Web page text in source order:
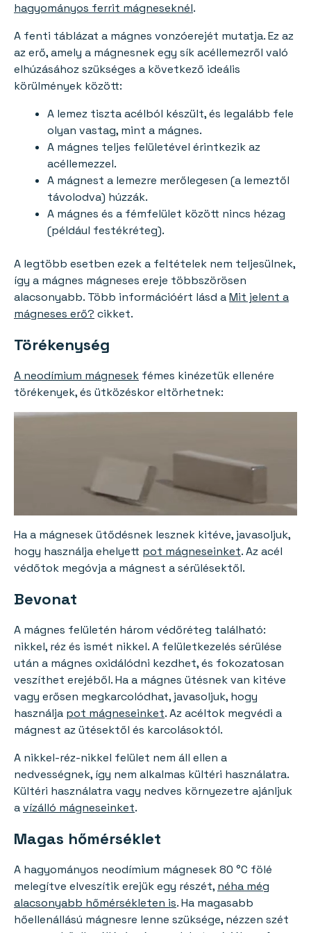
hagyományos ferrit mágneseknél.
A fenti táblázat a mágnes vonzóerejét mutatja. Ez az
az erő, amely a mágnesnek egy sík acéllemezről való
elhúzásához szükséges a következő ideális
körülmények között:
A lemez tiszta acélból készült, és legalább fele
olyan vastag, mint a mágnes.
A mágnes teljes felületével érintkezik az
acéllemezzel.
A mágnest a lemezre merőlegesen (a lemeztől
távolodva) húzzák.
A mágnes és a fémfelület között nincs hézag
(például festékréteg).
A legtöbb esetben ezek a feltételek nem teljesülnek,
így a mágnes mágneses ereje többszörösen
alacsonyabb. Több információért lásd aMit jelent a
mágneses erő? cikket.
Törékenység
A neodímium mágnesek fémes kinézetük ellenére
törékenyek, és ütközéskor eltörhetnek:
Ha a mágnesek ütődésnek lesznek kitéve, javasoljuk,
hogy használja ehelyett pot mágneseinket. Az acél
védőtok megóvja a mágnest a sérülésektől.
Bevonat
A mágnes felületén három védőréteg található:
nikkel, réz és ismét nikkel. A felületkezelés sérülése
után a mágnes oxidálódni kezdhet, és fokozatosan
veszíthet erejéből. Ha a mágnes ütésnek van kitéve
vagy erősen megkarcolódhat, javasoljuk, hogy
használja pot mágneseinket. Az acéltok megvédi a
mágnest az ütésektől és karcolásoktól.
A nikkel-réz-nikkel felület nem áll ellen a
nedvességnek, így nem alkalmas kültéri használatra.
Kültéri használatra vagy nedves környezetre ajánljuk
avízálló mágneseinket.
Magas hőmérséklet
A hagyományos neodímium mágnesek 80 °C fölé
melegítve elveszítik erejük egy részét, néha még
alacsonyabb hőmérsékleten is. Ha magasabb
hőellenállású mágnesre lenne szüksége, nézzen szét